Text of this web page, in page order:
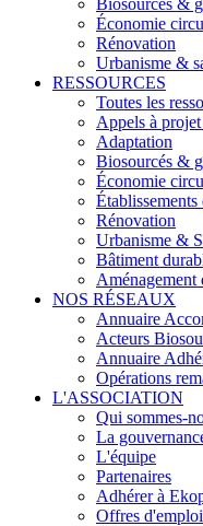
Économie
Rénovation
Urbanisme &
RESSOURCES
Toutes les
Appels à
Adaptation
Biosourcés &
Économie
Établissements
Rénovation
Urbanisme &
Bâtiment
Aménagement
NOS RÉSEAUX
Annuaire
Acteurs
Annuaire
Opérations
L'ASSOCIATION
Qui sommes-
La
L'équipe
Partenaires
Adhérer à
Offres d'emploi